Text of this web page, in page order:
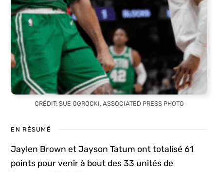
CRÉDIT: SUE OGROCKI, ASSOCIATED PRESS PHOTO
EN RÉSUMÉ
Jaylen Brown et Jayson Tatum ont totalisé 61
points pour venir à bout des 33 unités de